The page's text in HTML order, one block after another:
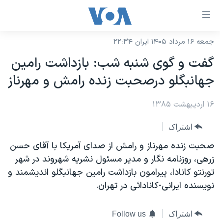
لینکهای
دسترسی
جهش
محتوای
اصلی
جهش
اصلی
جهش
به
جستجو
نسخه سبک وب‌سایت
موضوع ها
ایران
آمریکا
ورزشی
گزیده‌ها
ویدیوها
برنامه های تلویزیونی
جدول برنامه ها
صفحه‌های ویژه
جام جهانی ۲۰۲۶
عملیات خشم حماسی
بایگانی برنامه‌های تلویزیونی
فرکانس‌های صدای آمریکا
پخش رادیویی
جمعه ۱۶ مرداد ۱۴۰۵ ایران ۲۲:۳۴
گفت و گوی شنبه شب: بازداشت رامين
جهانبگلو درصحبت زنده رامش و مهرناز
۱۶ اردیبهشت ۱۳۸۵
اشتراک
صحبت زنده مهرناز و رامش از صدای آمريکا با آقای حسن
زرهی، روزنامه نگار و مدير مسئول نشريه شهروند در شهر
تورنتو کانادا، پيرامون بازداشت رامين جهانبگلو انديشمند و
نويسنده ايرانی-کانادائی در تهران.
اشتراک Follow us